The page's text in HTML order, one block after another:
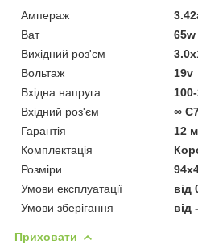
Ампераж
Ват
65w
Вихідний роз'єм
Вольтаж
19v
Вхідна напруга
Вхідний роз'єм
∞
Гарантія
12
Комплектація
Розміри
Умови експлуатації
від
Умови зберігання
від
Приховати